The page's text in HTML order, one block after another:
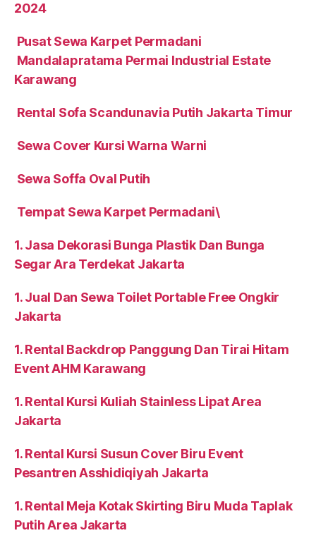
2024
Pusat Sewa Karpet Permadani
Mandalapratama Permai Industrial Estate
Karawang
Rental Sofa Scandunavia Putih Jakarta Timur
Sewa Cover Kursi Warna Warni
Sewa Soffa Oval Putih
Tempat Sewa Karpet Permadani\
1. Jasa Dekorasi Bunga Plastik Dan Bunga
Segar Ara Terdekat Jakarta
1. Jual Dan Sewa Toilet Portable Free Ongkir
Jakarta
1. Rental Backdrop Panggung Dan Tirai Hitam
Event AHM Karawang
1. Rental Kursi Kuliah Stainless Lipat Area
Jakarta
1. Rental Kursi Susun Cover Biru Event
Pesantren Asshidiqiyah Jakarta
1. Rental Meja Kotak Skirting Biru Muda Taplak
Putih Area Jakarta